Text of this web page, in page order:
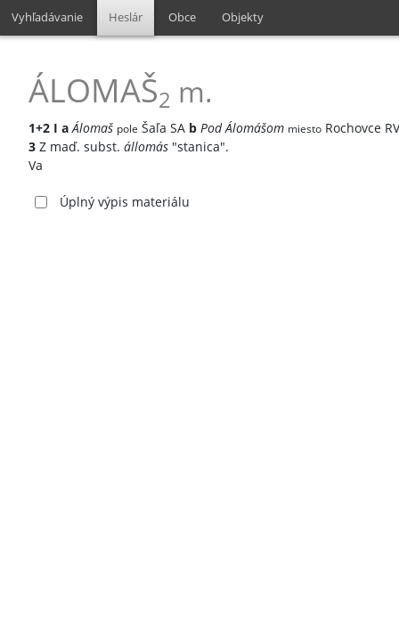
Vyhľadávanie Heslár Obce Objekty
ÁLOMAŠ2 m.
1+2 I a Álomaš pole Šaľa SA b Pod Álomášom miesto Rochovce RV
3 Z maď. subst. állomás "stanica".
Va
Úplný výpis materiálu